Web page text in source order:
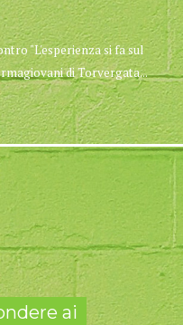
"L'esperienza si fa sul
di Torvergata...
ai